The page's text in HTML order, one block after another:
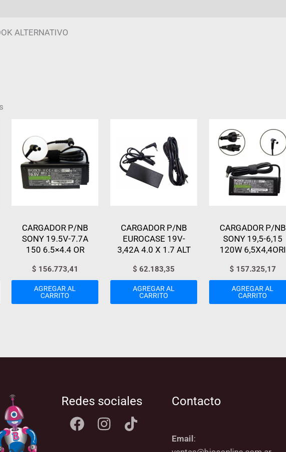
ALTERNATIVO
CARGADOR P/NB
SONY 19.5V-7.7A
150 6.5×4.4 OR
$ 156.773,41
AGREGAR AL
CARRITO
CARGADOR P/NB
EUROCASE 19V-
3,42A 4.0 X 1.7 ALT
$ 62.183,35
AGREGAR AL
CARRITO
CARGADOR P/NB
SONY 19,5-6,15
120W 6,5X4,4ORI
$ 157.325,17
AGREGAR AL
CARRITO
Redes sociales Contacto
Email :